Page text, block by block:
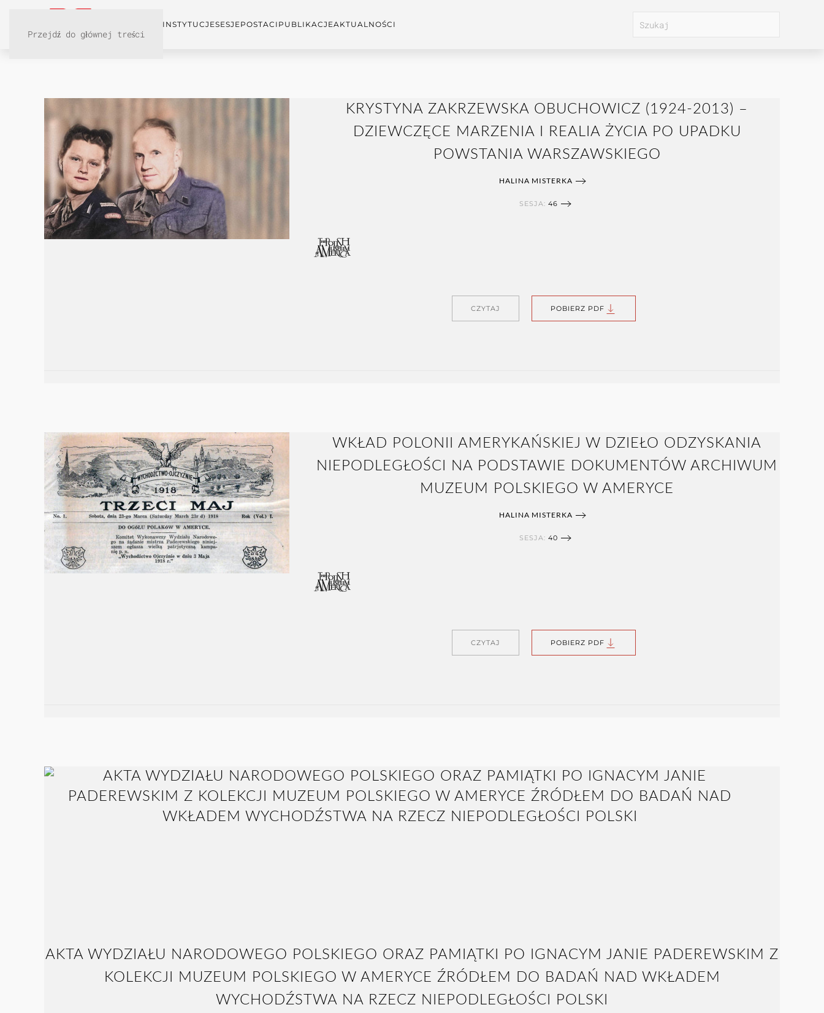
Przejdź do głównej treści
INSTYTUCJESESJEPOSTACI PUBLIKACJEAKTUALNOŚCI
KRYSTYNA ZAKRZEWSKA OBUCHOWICZ (1924-2013) –
DZIEWCZĘCE MARZENIA I REALIA ŻYCIA PO UPADKU
POWSTANIA WARSZAWSKIEGO
HALINA MISTERKA
SESJA: 46
CZYTAJ POBIERZ PDF
WKŁAD POLONII AMERYKAŃSKIEJ W DZIEŁO ODZYSKANIA
NIEPODLEGŁOŚCI NA PODSTAWIE DOKUMENTÓW ARCHIWUM
MUZEUM POLSKIEGO W AMERYCE
HALINA MISTERKA
SESJA: 40
CZYTAJ POBIERZ PDF
AKTA WYDZIAŁU NARODOWEGO POLSKIEGO ORAZ PAMIĄTKI PO IGNACYM JANIE PADEREWSKIM Z
KOLEKCJI MUZEUM POLSKIEGO W AMERYCE ŹRÓDŁEM DO BADAŃ NAD WKŁADEM
WYCHODŹSTWA NA RZECZ NIEPODLEGŁOŚCI POLSKI